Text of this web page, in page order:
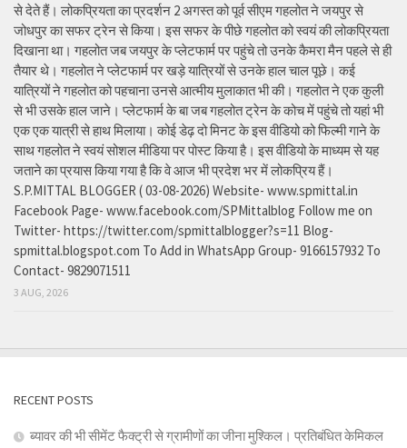
से देते हैं। लोकप्रियता का प्रदर्शन 2 अगस्त को पूर्व सीएम गहलोत ने जयपुर से
जोधपुर का सफर ट्रेन से किया। इस सफर के पीछे गहलोत को स्वयं की लोकप्रियता
दिखाना था। गहलोत जब जयपुर के प्लेटफार्म पर पहुंचे तो उनके कैमरा मैन पहले से ही
तैयार थे। गहलोत ने प्लेटफार्म पर खड़े यात्रियों से उनके हाल चाल पूछे। कई
यात्रियों ने गहलोत को पहचाना उनसे आत्मीय मुलाकात भी की। गहलोत ने एक कुली
से भी उसके हाल जाने। प्लेटफार्म के बा जब गहलोत ट्रेन के कोच में पहुंचे तो यहां भी
एक एक यात्री से हाथ मिलाया। कोई डेढ़ दो मिनट के इस वीडियो को फिल्मी गाने के
साथ गहलोत ने स्वयं सोशल मीडिया पर पोस्ट किया है। इस वीडियो के माध्यम से यह
जताने का प्रयास किया गया है कि वे आज भी प्रदेश भर में लोकप्रिय हैं।
S.P.MITTAL BLOGGER ( 03-08-2026) Website- www.spmittal.in
Facebook Page- www.facebook.com/SPMittalblog Follow me on
Twitter- https://twitter.com/spmittalblogger?s=11 Blog-
spmittal.blogspot.com To Add in WhatsApp Group- 9166157932 To
Contact- 9829071511
3 AUG, 2026
RECENT POSTS
ब्यावर की भी सीमेंट फैक्ट्री से ग्रामीणों का जीना मुश्किल। प्रतिबंधित केमिकल